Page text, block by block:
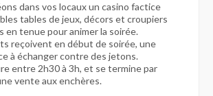
dans vos locaux un casino factice
tables de jeux, décors et croupiers
en tenue pour animer la soirée.
reçoivent en début de soirée, une
à échanger contre des jetons.
entre 2h30 à 3h, et se termine par
vente aux enchères.